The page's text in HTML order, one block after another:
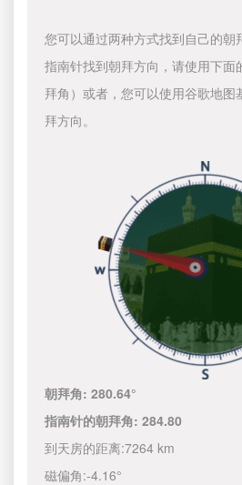
您可以通过两种方式找到自己的朝
指南针找到朝拜方向，请使用下面
拜角）或者，您可以使用谷歌地图
拜方向。
朝拜角:280.64°
指南针的朝拜角:284.80
到天房的距离:7264 km
磁偏角:-4.16°